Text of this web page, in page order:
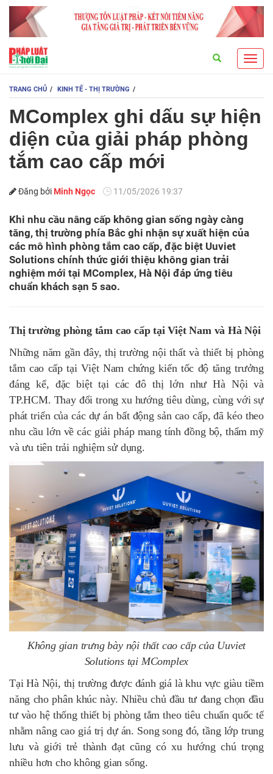
TRANG CHỦ KINH TẾ - THỊ TRƯỜNG
MComplex ghi dấu sự hiện
diện của giải pháp phòng
tắm cao cấp mới
Đăng bởi Minh Ngọc 11/05/2026 19:37
Khi nhu cầu nâng cấp không gian sống ngày càng
tăng, thị trường phía Bắc ghi nhận sự xuất hiện của
các mô hình phòng tắm cao cấp, đặc biệt Uuviet
Solutions chính thức giới thiệu không gian trải
nghiệm mới tại MComplex, Hà Nội đáp ứng tiêu
chuẩn khách sạn 5 sao.
Thị trường phòng tắm cao cấp tại Việt Nam và Hà Nội
Những năm gần đây, thị trường nội thất và thiết bị phòng
tắm cao cấp tại Việt Nam chứng kiến tốc độ tăng trưởng
đáng kể, đặc biệt tại các đô thị lớn như Hà Nội và
TP.HCM. Thay đổi trong xu hướng tiêu dùng, cùng với sự
phát triển của các dự án bất động sản cao cấp, đã kéo theo
nhu cầu lớn về các giải pháp mang tính đồng bộ, thẩm mỹ
và ưu tiên trải nghiệm sử dụng.
Không gian trưng bày nội thất cao cấp của Uuviet
Solutions tại MComplex
Tại Hà Nội, thị trường được đánh giá là khu vực giàu tiềm
năng cho phân khúc này. Nhiều chủ đầu tư đang chọn đầu
tư vào hệ thống thiết bị phòng tắm theo tiêu chuẩn quốc tế
nhằm nâng cao giá trị dự án. Song song đó, tầng lớp trung
lưu và giới trẻ thành đạt cũng có xu hướng chú trọng
nhiều hơn cho không gian sống.